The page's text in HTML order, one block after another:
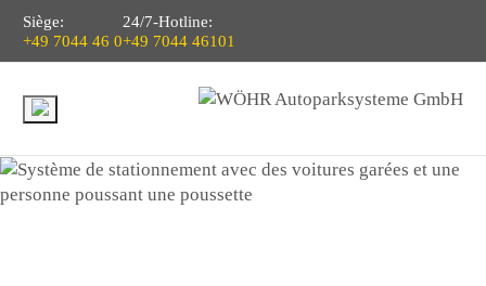
Siège:
+49 7044 46 0
24/7-Hotline:
+49 7044 46101